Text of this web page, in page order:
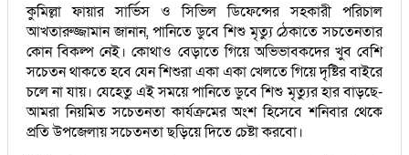
কুমিল্লা ফায়ার সার্ভিস ও সিভিল ডিফেন্সের সহকারী পরিচাল
আখতারুজ্জামান জানান, পানিতে ডুবে শিশু মৃত্যু ঠেকাতে সচতেনতার
কোন বিকল্প নেই। কোথাও বেড়াতে গিয়ে অভিভাবকদের খুব বেশি
সচেতন থাকতে হবে যেন শিশুরা একা একা খেলতে গিয়ে দৃষ্টির বাইরে
চলে না যায়। যেহেতু এই সময়ে পানিতে ডুবে শিশু মৃত্যুর হার বাড়ছে-
আমরা নিয়মিত সচেতনতা কার্যক্রমের অংশ হিসেবে শনিবার থেকে
প্রতি উপজেলায় সচেতনতা ছড়িয়ে দিতে চেষ্টা করবো।